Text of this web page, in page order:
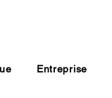
Entreprise